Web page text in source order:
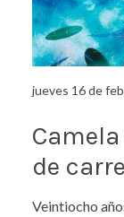
jueves 16 de
de
Veintiocho